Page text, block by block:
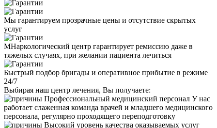
Мы гарантируем прозрачные цены и отсутствие скрытых
услуг
МНаркологический центр гарантирует ремиссию даже в
тяжелых случаях, при желании пациента лечиться
Быстрый подбор бригады и оперативное прибытие в режиме
24/7
Выбирая наш центр лечения, Вы получаете:
Профессиональный медицинский персонал У нас
работает слаженная команда врачей и младшего медицинского
персонала, регулярно проходящего переподготовку
Высокий уровень качества оказываемых услуг